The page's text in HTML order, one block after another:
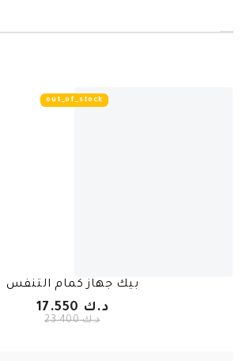
out_of_stock
بيك جهاز كمام التنفس
د.ك 17.550
د.ك 23.400